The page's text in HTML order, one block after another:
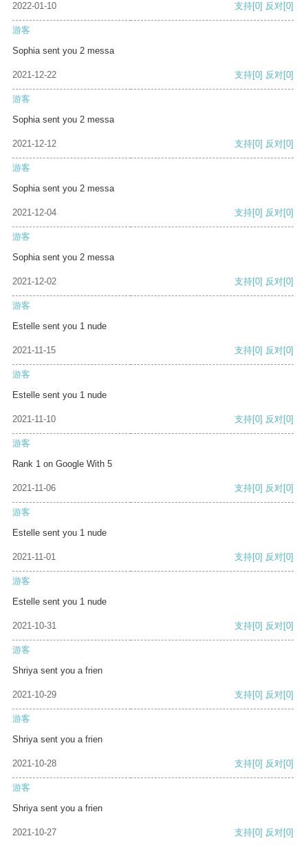
2022-01-10 支持[0] 反对[0]
游客
Sophia sent you 2 messa
2021-12-22 支持[0] 反对[0]
游客
Sophia sent you 2 messa
2021-12-12 支持[0] 反对[0]
游客
Sophia sent you 2 messa
2021-12-04 支持[0] 反对[0]
游客
Sophia sent you 2 messa
2021-12-02 支持[0] 反对[0]
游客
Estelle sent you 1 nude
2021-11-15 支持[0] 反对[0]
游客
Estelle sent you 1 nude
2021-11-10 支持[0] 反对[0]
游客
Rank 1 on Google With 5
2021-11-06 支持[0] 反对[0]
游客
Estelle sent you 1 nude
2021-11-01 支持[0] 反对[0]
游客
Estelle sent you 1 nude
2021-10-31 支持[0] 反对[0]
游客
Shriya sent you a frien
2021-10-29 支持[0] 反对[0]
游客
Shriya sent you a frien
2021-10-28 支持[0] 反对[0]
游客
Shriya sent you a frien
2021-10-27 支持[0] 反对[0]